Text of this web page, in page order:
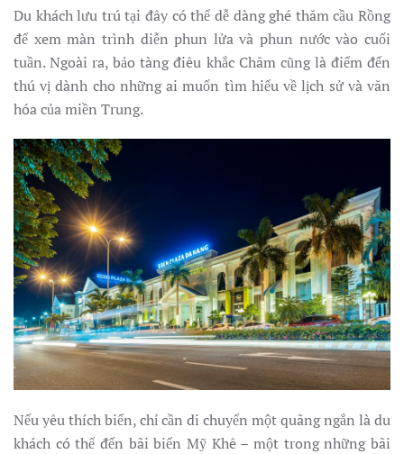
Du khách lưu trú tại đây có thể dễ dàng ghé thăm cầu Rồng
để xem màn trình diễn phun lửa và phun nước vào cuối
tuần. Ngoài ra, bảo tàng điêu khắc Chăm cũng là điểm đến
thú vị dành cho những ai muốn tìm hiểu về lịch sử và văn
hóa của miền Trung.
Nếu yêu thích biển, chỉ cần di chuyển một quãng ngắn là du
khách có thể đến bãi biển Mỹ Khê – một trong những bãi